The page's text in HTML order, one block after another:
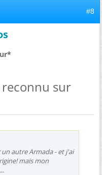
#8
sur
un autre Armada - et j'ai
mais mon